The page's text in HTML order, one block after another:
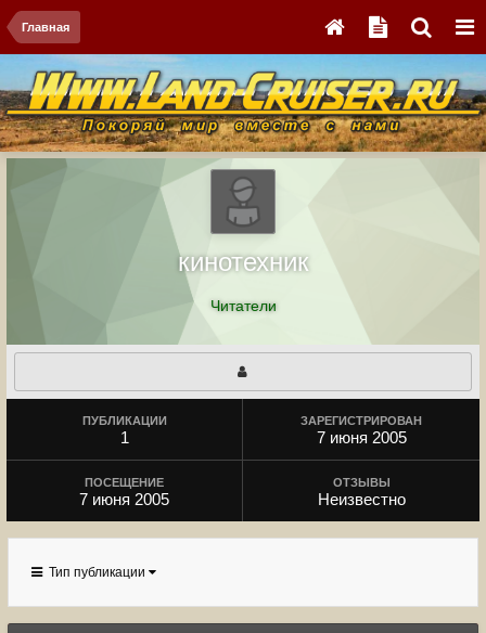
Главная
кинотехник
Читатели
ПУБЛИКАЦИИ
1
ЗАРЕГИСТРИРОВАН
7 июня 2005
ПОСЕЩЕНИЕ
7 июня 2005
ОТЗЫВЫ
Неизвестно
Тип публикации